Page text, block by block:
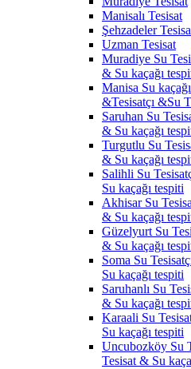
Manisalı Tesisat
Şehzadeler
Uzman Tesisat
Muradiye Su
& Su kaçağı
Manisa Su
&Tesisatçı &Su
Saruhan Su
& Su kaçağı
Turgutlu Su
& Su kaçağı
Salihli Su
Su kaçağı tespiti
Akhisar Su
& Su kaçağı
Güzelyurt Su
& Su kaçağı
Soma Su
Su kaçağı tespiti
Saruhanlı Su
& Su kaçağı
Karaali Su
Su kaçağı tespiti
Uncubozköy Su
Tesisat & Su